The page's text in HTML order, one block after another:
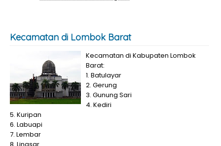
Kecamatan di Lombok Barat
Kecamatan di Kabupaten Lombok
Barat:
1. Batulayar
2. Gerung
3. Gunung Sari
4. Kediri
5. Kuripan
6. Labuapi
7. Lembar